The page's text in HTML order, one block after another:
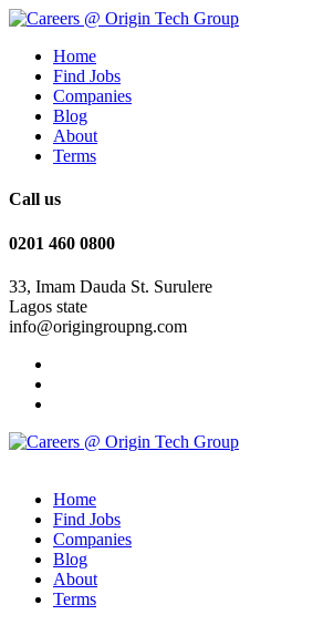
Home
Find Jobs
Companies
Blog
About
Terms
Call us
0201 460 0800
33, Imam Dauda St. Surulere
Lagos state
info@origingroupng.com
Home
Find Jobs
Companies
Blog
About
Terms